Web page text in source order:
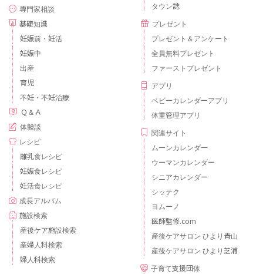
専門家相談
基礎知識
妊娠前・妊活
妊娠中
出産
育児
不妊・不妊治療
Ｑ＆Ａ
体験談
レシピ
離乳食レシピ
妊娠食レシピ
妊活食レシピ
成長アルバム
施設検索
産後ケア施設検索
産婦人科検索
婦人科検索
タウン誌
プレゼント
プレゼント＆アンケート
全員無料プレゼント
ファーストプレゼント
アプリ
ベビーカレンダーアプリ
体重管理アプリ
関連サイト
ムーンカレンダー
ウーマンカレンダー
シニアカレンダー
シッテク
ヨムーノ
医師監修.com
産後ケアサロン ひより青山
産後ケアサロン ひより芝浦
子育て支援団体